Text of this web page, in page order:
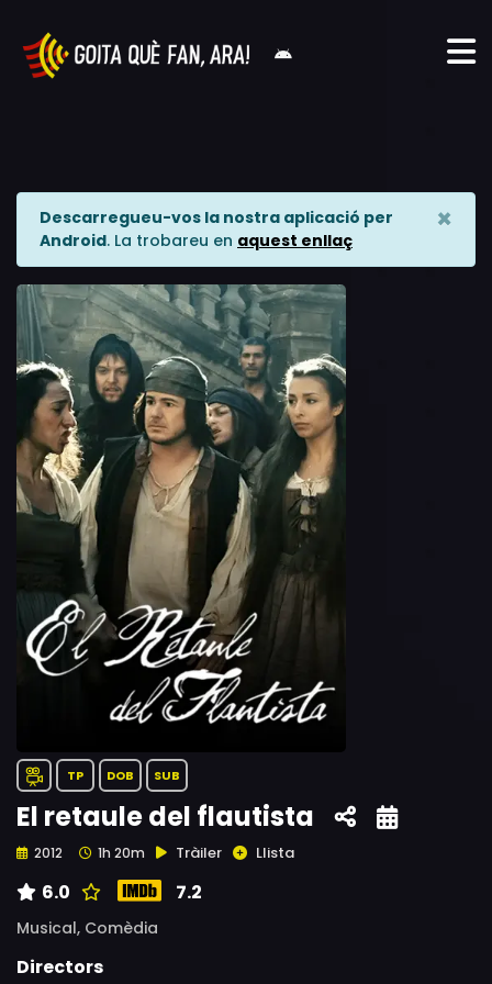
Descarregueu-vos la nostra aplicació per
Android. La trobareu en aquest enllaç
×
TP DOB SUB
El retaule del flautista
2012 1h 20m Tràiler Llista
6.0 7.2
Musical, Comèdia
Directors